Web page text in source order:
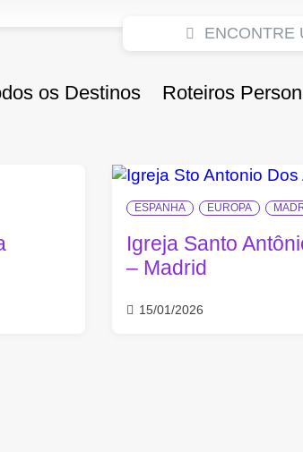
os Destinos Roteiros
ENCONTRE
ESPANHA EUROPA
Igreja Santo
– Madrid
15/01/2026